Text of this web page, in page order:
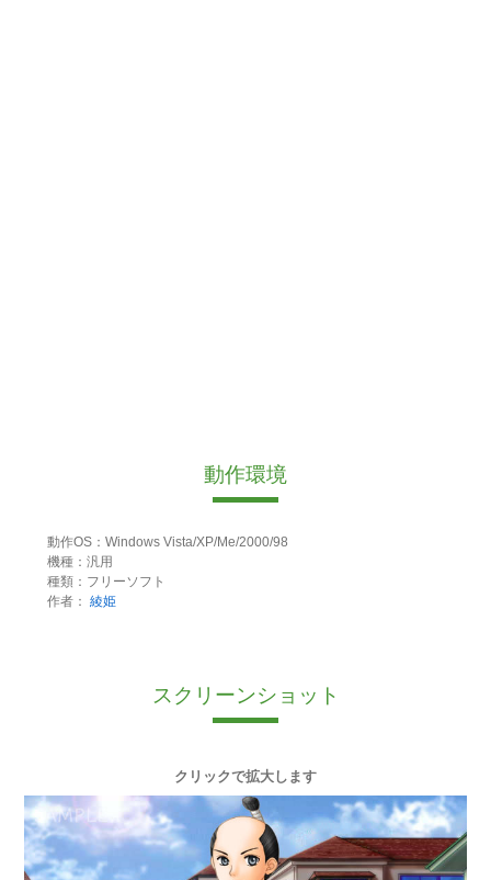
動作環境
動作OS：Windows Vista/XP/Me/2000/98
機種：汎用
種類：フリーソフト
作者： 綾姫
スクリーンショット
クリックで拡大します